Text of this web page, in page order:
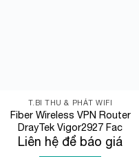
T.BI THU & PHÁT WIFI
Fiber Wireless VPN Router
DrayTek Vigor2927 Fac
Liên hệ để báo giá